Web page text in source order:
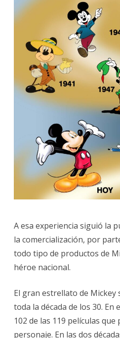
A esa experiencia siguió la
la comercialización, por
todo tipo de productos de
héroe nacional.
El gran estrellato de
toda la década de los 30.
102 de las 119 películas
personaje. En las dos